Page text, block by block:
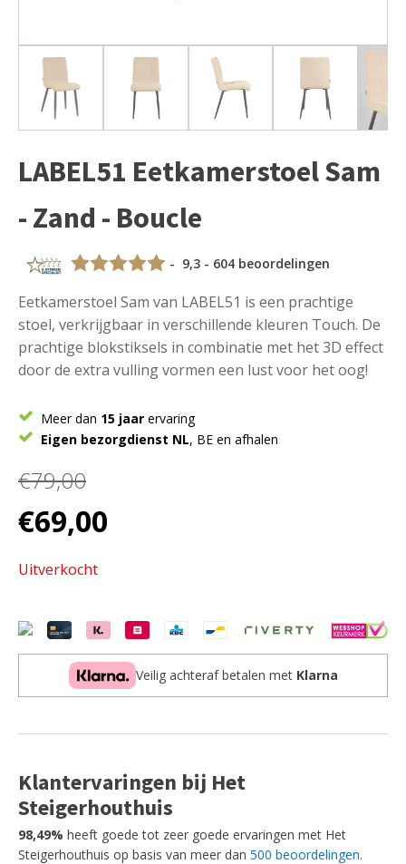
LABEL51 Eetkamerstoel Sam
- Zand - Boucle
- 9,3 - 604 beoordelingen
Eetkamerstoel Sam van LABEL51 is een prachtige
stoel, verkrijgbaar in verschillende kleuren Touch. De
prachtige blokstiksels in combinatie met het 3D effect
door de extra vulling vormen een lust voor het oog!
Meer dan 15 jaar ervaring
Eigen bezorgdienst NL, BE en afhalen
€79,00
Oorspronkelijke
prijs
€79,00.
€69,00
Uitverkocht
Veilig achteraf betalen met Klarna
Klantervaringen bij Het
Steigerhouthuis
98,49% heeft goede tot zeer goede ervaringen met Het
Steigerhouthuis op basis van meer dan 500 beoordelingen.